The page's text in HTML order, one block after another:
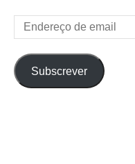
Endereço
de
email
Subscrever